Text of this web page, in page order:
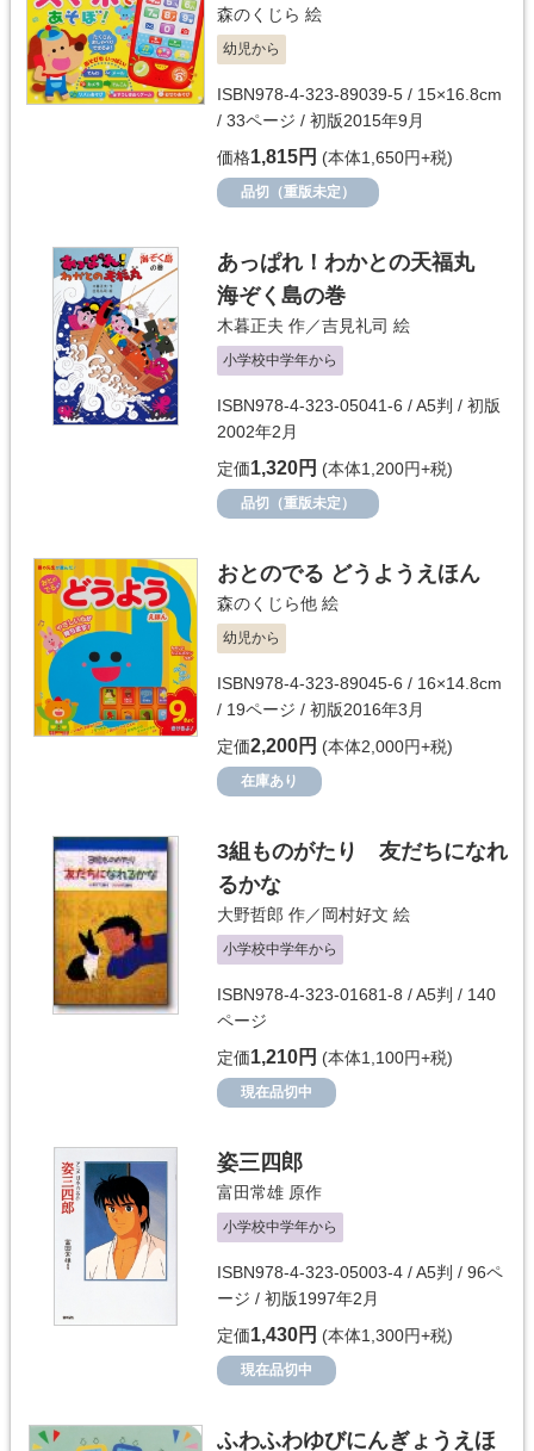
森のくじら 絵
幼児から
ISBN978-4-323-89039-5 / 15×16.8cm
/ 33ページ / 初版2015年9月
価格1,815円 (本体1,650円+税)
品切（重版未定）
あっぱれ！わかとの天福丸
海ぞく島の巻
木暮正夫 作／吉見礼司 絵
小学校中学年から
ISBN978-4-323-05041-6 / A5判 / 初版
2002年2月
定価1,320円 (本体1,200円+税)
品切（重版未定）
おとのでる どうようえほん
森のくじら他 絵
幼児から
ISBN978-4-323-89045-6 / 16×14.8cm
/ 19ページ / 初版2016年3月
定価2,200円 (本体2,000円+税)
在庫あり
3組ものがたり 友だちになれ
るかな
大野哲郎 作／ 岡村好文 絵
小学校中学年から
ISBN978-4-323-01681-8 / A5判 / 140
ページ
定価1,210円 (本体1,100円+税)
現在品切中
姿三四郎
富田常雄 原作
小学校中学年から
ISBN978-4-323-05003-4 / A5判 / 96ペ
ージ / 初版1997年2月
定価1,430円 (本体1,300円+税)
現在品切中
ふわふわゆびにんぎょうえほ